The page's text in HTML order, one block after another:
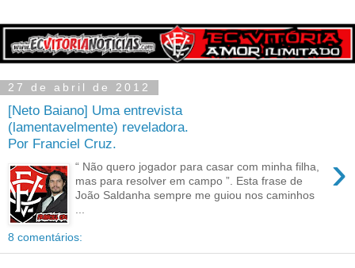
27 de abril de 2012
[Neto Baiano] Uma entrevista
(lamentavelmente) reveladora.
Por Franciel Cruz.
›
“ Não quero jogador para casar com minha filha,
mas para resolver em campo ”. Esta frase de
João Saldanha sempre me guiou nos caminhos
8 comentários: